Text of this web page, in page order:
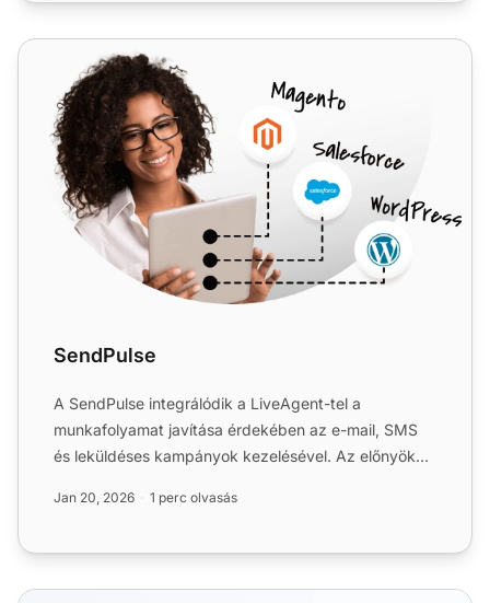
SendPulse
SendPulse
A SendPulse integrálódik a LiveAgent-tel a
munkafolyamat javítása érdekében az e-mail, SMS
és leküldéses kampányok kezelésével. Az előnyök
Jan 20, 2026 1 perc olvasás